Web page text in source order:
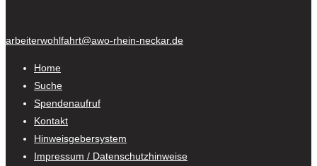
arbeiterwohlfahrt@awo-rhein-neckar.de
Home
Suche
Spendenaufruf
Kontakt
Hinweisgebersystem
Impressum / Datenschutzhinweise